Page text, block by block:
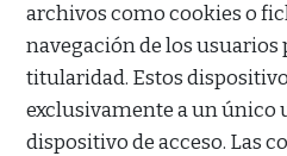
archivos como cookies o
navegación de los usuarios
titularidad. Estos
exclusivamente a un único
dispositivo de acceso. Las